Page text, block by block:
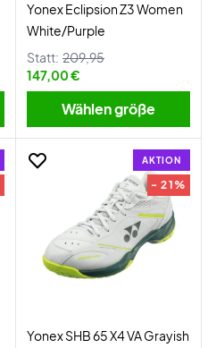
Yonex Eclipsion Z3 Women
White/Purple
Statt: 209,95
147,00 €
Wählen größe
AKTION
- 21%
Yonex SHB 65 X4 VA Grayish